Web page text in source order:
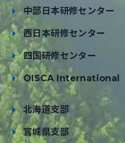
中部日本研修センター
西日本研修センター
四国研修センター
OISCA International
北海道支部
宮城県支部